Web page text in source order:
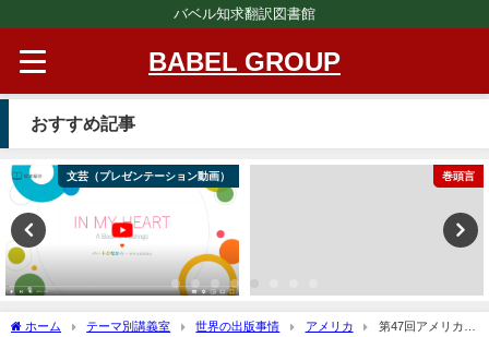
バベル知求翻訳図書館
BABEL GROUP
おすすめ記事
文芸（プレゼンテーション動画） 巻頭言
ホーム テーマ別講義室 世界の出版事情 アメリカ
第47回アメリカ書